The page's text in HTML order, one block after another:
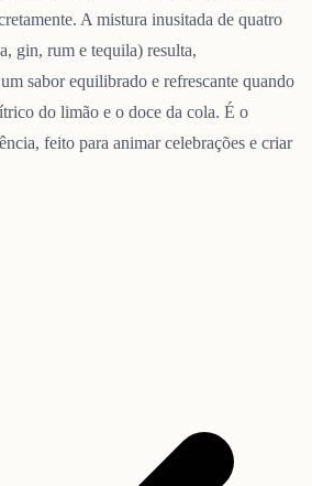
A mistura inusitada de quatro
gin, rum e tequila) resulta,
sabor equilibrado e refrescante quando
do limão e o doce da cola. É o
feito para animar celebrações e criar